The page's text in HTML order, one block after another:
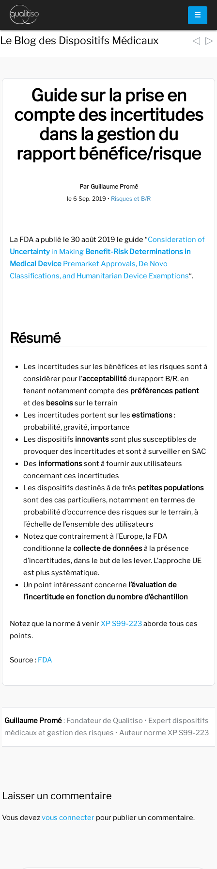
☰
Le Blog des Dispositifs Médicaux ◁ ▷
Guide sur la prise en
compte des incertitudes
dans la gestion du
rapport bénéfice/risque
Par Guillaume Promé
le 6 Sep. 2019 • Risques et B/R
La FDA a publié le 30 août 2019 le guide “Consideration of
Uncertaintyin Making Benefit-Risk Determinations in
Medical DevicePremarket Approvals, De Novo
Classifications, and Humanitarian Device Exemptions“.
Résumé
Les incertitudes sur les bénéfices et les risques sont à
considérer pour l’acceptabilitédu rapport B/R, en
tenant notamment compte des préférences patient
et des besoinssur le terrain
Les incertitudes portent sur lesestimations:
probabilité, gravité, importance
Les dispositifs innovantssont plus susceptibles de
provoquer des incertitudes et sont à surveiller en SAC
Des informationssont à fournir aux utilisateurs
concernant ces incertitudes
Les dispositifs destinés à de très petites populations
sont des cas particuliers, notamment en termes de
probabilité d’occurrence des risques sur le terrain, à
l’échelle de l’ensemble des utilisateurs
Notez que contrairement à l’Europe, la FDA
conditionne lacollecte de donnéesà la présence
d’incertitudes, dans le but de les lever. L’approche UE
est plus systématique.
Un point intéressant concerne l’évaluation de
l’incertitude en fonction du nombre d’échantillon
Notez que la norme à venirXP S99-223aborde tous ces
points.
Source : FDA
Guillaume Promé: Fondateur de Qualitiso • Expert dispositifs
médicaux et gestion des risques • Auteur norme XP S99-223
Laisser un commentaire
Vous devezvous connecter pour publier un commentaire.